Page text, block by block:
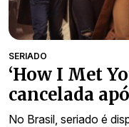
SERIADO
‘How I Met
cancelada
No Brasil, seriado é